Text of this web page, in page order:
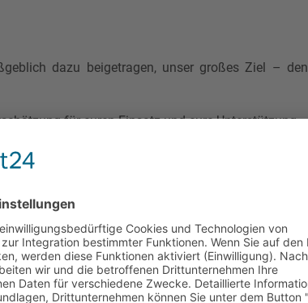
dazu beigetragen, unser großes Ziel – den
für euren Einsatz und eure Unterstützung.
deine 100-prozentige Zuverlässigkeit und deinen
Schlussphase der Saison.
verabschiedet sich nach 24 Spielen und 2
Arnstadt.
und persönliche Zukunft nur das Beste.